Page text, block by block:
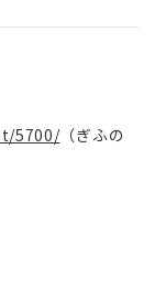
5700/（ぎふの